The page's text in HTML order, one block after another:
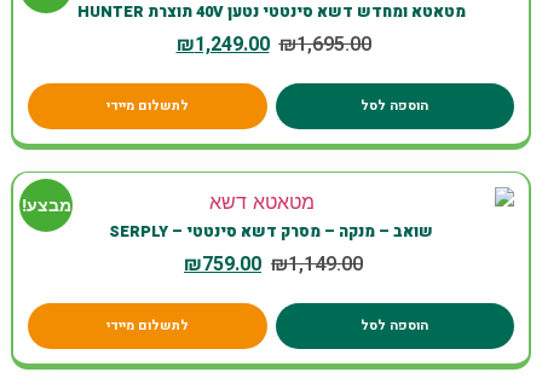
מטאטא ומחדש דשא סינטטי נטען 40V תוצרת HUNTER
₪1,695.00
₪1,249.00
הוספה לסל לתשלום מיידי
מבצע!
שואב – מנקה – מסרק דשא סינטטי – SERPLY
₪1,149.00
₪759.00
הוספה לסל לתשלום מיידי